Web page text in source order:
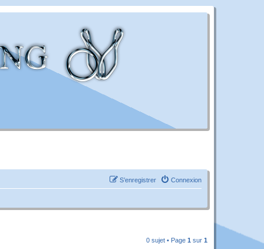
Connexion
S’enregistrer
0 sujet • Page 1 sur 1